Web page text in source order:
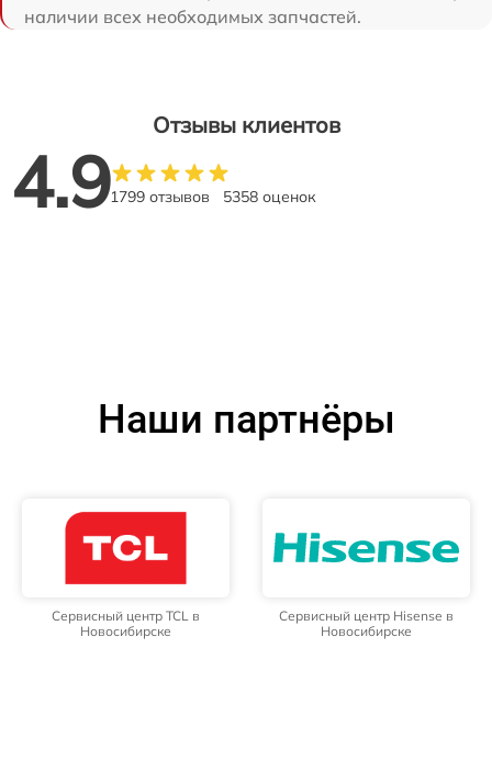
наличии всех необходимых запчастей.
Отзывы клиентов
4.91799 отзывов 5358 оценок
Наши партнёры
Сервисный центр TCL в
Новосибирске
Сервисный центр Hisense в
Новосибирске